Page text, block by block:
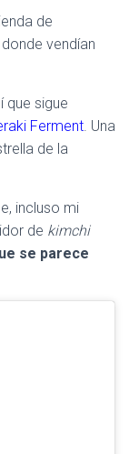
de
donde vendían
que sigue
Ferment. Una
de la
incluso mi
de kimchi
se parece